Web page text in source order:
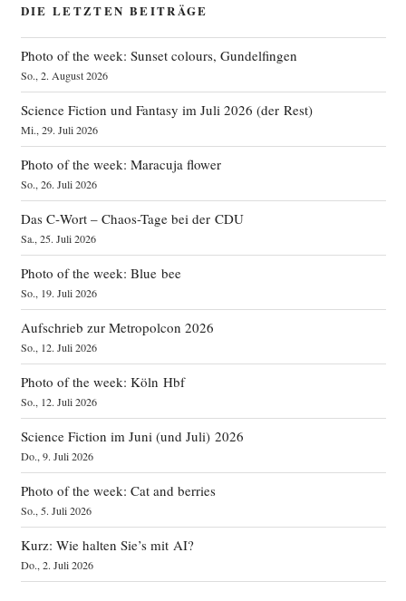
DIE LETZTEN BEITRÄGE
Photo of the week: Sunset colours, Gundelfingen
So., 2. August 2026
Science Fiction und Fantasy im Juli 2026 (der Rest)
Mi., 29. Juli 2026
Photo of the week: Maracuja flower
So., 26. Juli 2026
Das C‑Wort – Chaos-Tage bei der CDU
Sa., 25. Juli 2026
Photo of the week: Blue bee
So., 19. Juli 2026
Aufschrieb zur Metropolcon 2026
So., 12. Juli 2026
Photo of the week: Köln Hbf
So., 12. Juli 2026
Science Fiction im Juni (und Juli) 2026
Do., 9. Juli 2026
Photo of the week: Cat and berries
So., 5. Juli 2026
Kurz: Wie halten Sie’s mit AI?
Do., 2. Juli 2026